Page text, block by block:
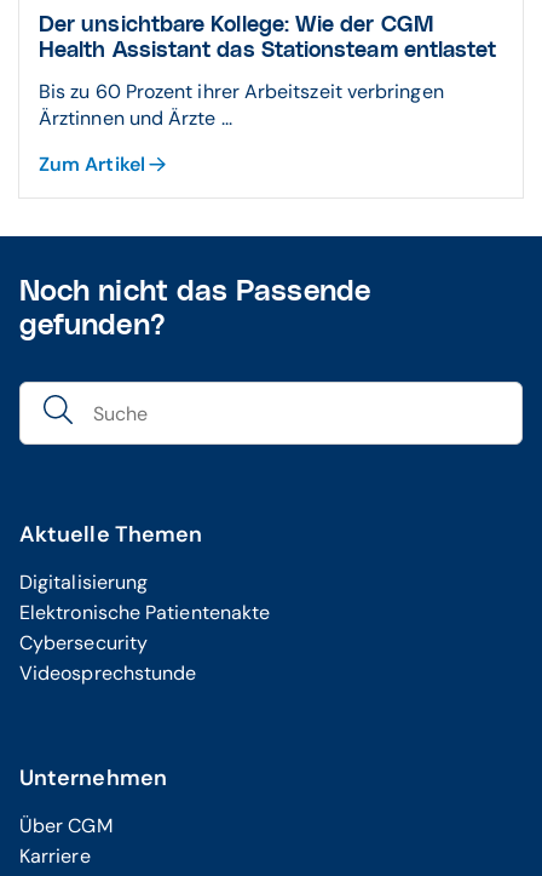
Der unsichtbare Kollege: Wie der CGM
Health Assistant das Stationsteam entlastet
Bis zu 60 Prozent ihrer Arbeitszeit verbringen
Ärztinnen und Ärzte ...
Zum Artikel
Noch nicht das Passende
gefunden?
Aktuelle Themen
Digitalisierung
Elektronische Patientenakte
Cybersecurity
Videosprechstunde
Unternehmen
Über CGM
Karriere